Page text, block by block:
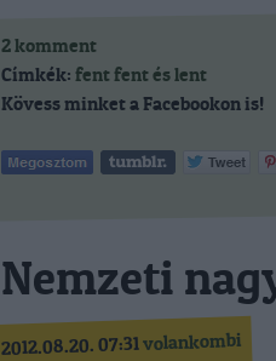
2komment
Címkék: fentfent és lent
Kövess minket a Facebookon is!
Nemzeti
2012.08.20. 07:31volankombi